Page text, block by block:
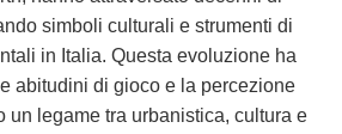
simboli culturali e strumenti di
in Italia. Questa evoluzione ha
abitudini di gioco e la percezione
un legame tra urbanistica, cultura e